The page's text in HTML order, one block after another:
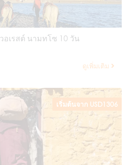
อเรสต์ นามทโซ 10 วัน
ดูเพิ่มเติม
เริ่มต้นจาก USD1306